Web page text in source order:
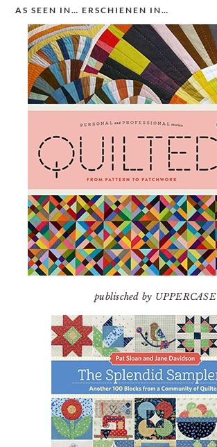
AS SEEN IN… ERSCHIENEN IN…
publisched by UPPERCASE